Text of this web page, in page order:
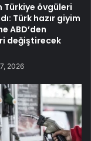
Türkiye övgüleri
Türk hazır giyim
ABD’den
değiştirecek
2026